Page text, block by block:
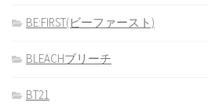
BE:FIRST(ビーファースト)
BLEACHブリーチ
BT21